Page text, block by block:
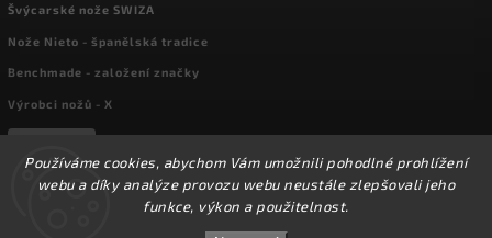
Používáme cookies, abychom Vám umožnili pohodlné prohlížení
webu a díky analýze provozu webu neustále zlepšovali jeho
funkce, výkon a použitelnost.
☀️Ve dnech 3-14.8 2026 máme zavřeno z důvodu
Švýcarské nože SWIZA
Nože Nieto - španělská tradice
Benchmade - založení značky
Výrobci nožů - X